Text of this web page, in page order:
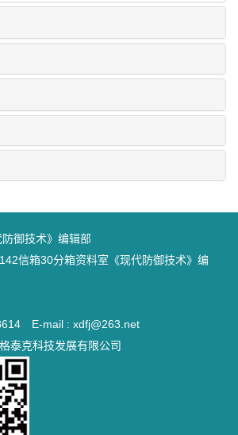
御技术》编辑部
信箱30分箱资料室《现代防御技术》编
E-mail : xdfj@263.net
泰克科技发展有限公司